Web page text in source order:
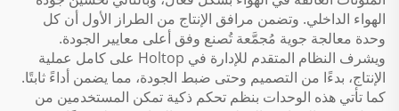
الهواء الداخلي. وتضمن مرافق الإنتاج من الطراز الأول أن كل
وحدة معالجة جوية مُجمَّعة تُصنع وفق أعلى معايير الجودة.
ويشرف النظام المتقدم للإدارة في Holtop على كامل عملية
الإنتاج، بدءًا من التصميم وحتى ضبط الجودة، مما يضمن أداءً ثابتًا.
كما تأتي هذه الوحدات بنظم تحكم ذكية تمكن المستخدمين من